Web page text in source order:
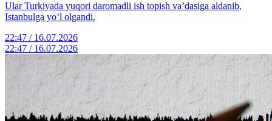
Ular Turkiyada yuqori daromadli ish topish va’dasiga aldanib,
Istanbulga yo‘l olgandi.
22:47 / 16.07.2026
22:47 / 16.07.2026